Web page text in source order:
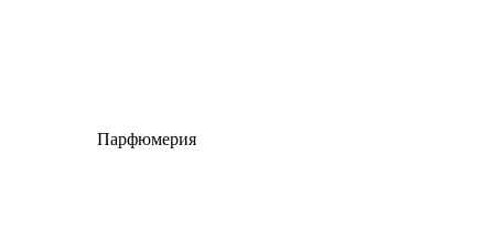
Парфюмерия